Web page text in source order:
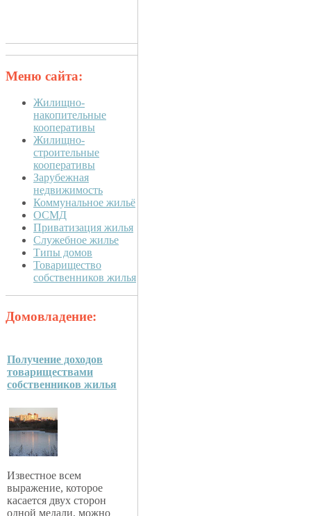
Меню сайта:
Жилищно-
накопительные
кооперативы
Жилищно-
строительные
кооперативы
Зарубежная
недвижимость
Коммунальное жильё
ОСМД
Приватизация жилья
Служебное жилье
Типы домов
Товарищество
собственников жилья
Домовладение:
Получение доходов
товариществами
собственников жилья
Известное всем
выражение, которое
касается двух сторон
одной медали, можно